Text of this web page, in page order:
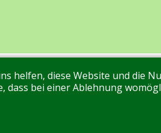
helfen, diese Website und die
dass bei einer Ablehnung